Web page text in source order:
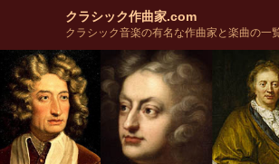
クラシック作曲家.com
クラシック音楽の有名な作曲家と楽曲の一